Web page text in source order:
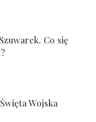
Co się
Wojska